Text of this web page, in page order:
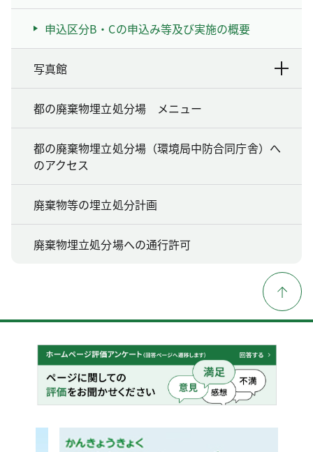
申込区分B・Cの申込み等及び実施の概要
写真館
都の廃棄物埋立処分場 メニュー
都の廃棄物埋立処分場（環境局中防合同庁舎）へ
のアクセス
廃棄物等の埋立処分計画
廃棄物埋立処分場への通行許可